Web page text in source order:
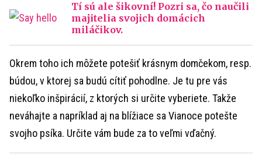
Tí sú ale šikovní! Pozri sa, čo naučili
majitelia svojich domácich
miláčikov.
Okrem toho ich môžete potešiť krásnym domčekom, resp.
búdou, v ktorej sa budú cítiť pohodlne. Je tu pre vás
niekoľko inšpirácií, z ktorých si určite vyberiete. Takže
neváhajte a napríklad aj na blížiace sa Vianoce potešte
svojho psíka. Určite vám bude za to veľmi vďačný.